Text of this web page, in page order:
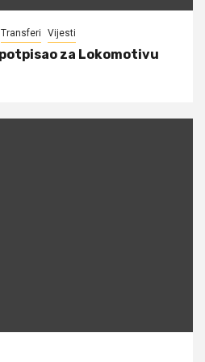
Transferi Vijesti
za Lokomotivu